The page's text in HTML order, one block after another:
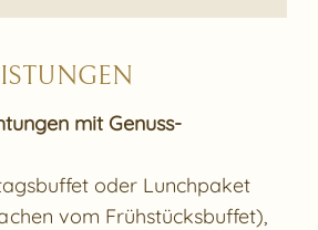
mit Genuss-
oder Lunchpaket
vom Frühstücksbuffet),